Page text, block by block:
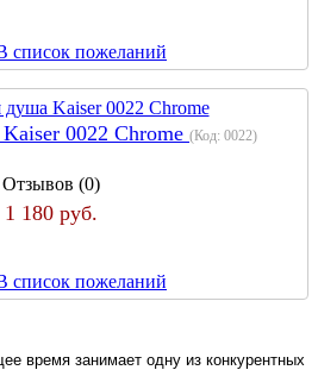
список пожеланий
0022 Chrome (Код: 0022)
Отзывов (0)
1 180 руб.
список пожеланий
время занимает одну из конкурентных